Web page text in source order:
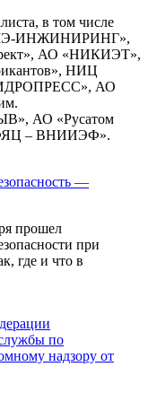
в том числе
ИНЖИНИРИНГ»,
АО «НИКИЭТ»,
НИЦ
АО
АО «Русатом
– ВНИИЭФ».
—
прошел
при
где и что в
по
надзору от